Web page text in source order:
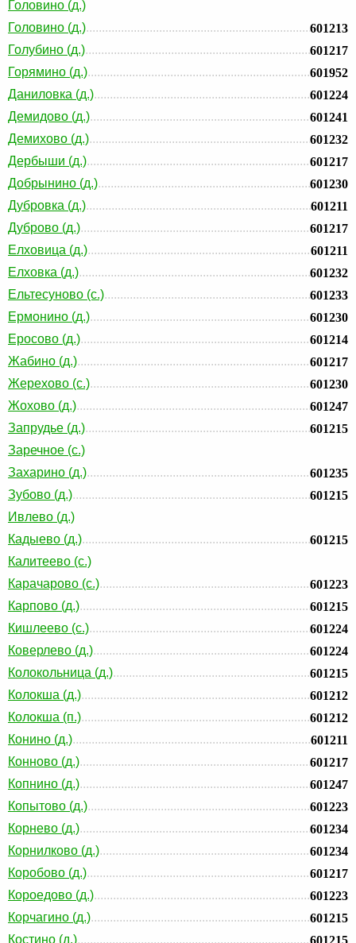
Головино (д.)
Головино (д.)
601213
Голубино (д.)
601217
Горямино (д.)
601952
Даниловка (д.)
601224
Демидово (д.)
601241
Демихово (д.)
601232
Дербыши (д.)
601217
Добрынино (д.)
601230
Дубровка (д.)
601211
Дуброво (д.)
601217
Елховица (д.)
601211
Елховка (д.)
601232
Ельтесуново (с.)
601233
Ермонино (д.)
601230
Еросово (д.)
601214
Жабино (д.)
601217
Жерехово (с.)
601230
Жохово (д.)
601247
Запрудье (д.)
601215
Заречное (с.)
Захарино (д.)
601235
Зубово (д.)
601215
Ивлево (д.)
Кадыево (д.)
601215
Калитеево (с.)
Карачарово (с.)
601223
Карпово (д.)
601215
Кишлеево (с.)
601224
Коверлево (д.)
601224
Колокольница (д.)
601215
Колокша (д.)
601212
Колокша (п.)
601212
Конино (д.)
601211
Конново (д.)
601217
Копнино (д.)
601247
Копытово (д.)
601223
Корнево (д.)
601234
Корнилково (д.)
601234
Коробово (д.)
601217
Короедово (д.)
601223
Корчагино (д.)
601215
Костино (д.)
601215